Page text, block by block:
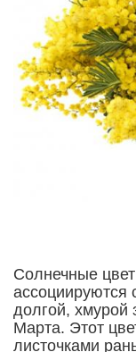
Солнечные
ассоциируются
долгой,
Марта. Этот
листочками